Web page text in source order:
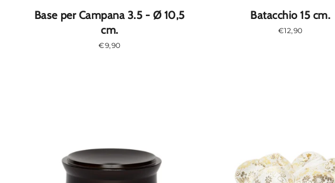
Base per Campana 3.5 - Ø 10,5
cm.
Prezzo
€9,90
Batacchio 15 cm.
Prezzo
€12,90